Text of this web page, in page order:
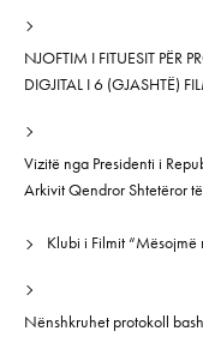
NJOFTIM I FITUESIT PËR
DIGJITAL I 6 (GJASHTË)
Vizitë nga Presidenti i
Arkivit Qendror Shtetëror
Klubi i Filmit
Nënshkruhet protokoll